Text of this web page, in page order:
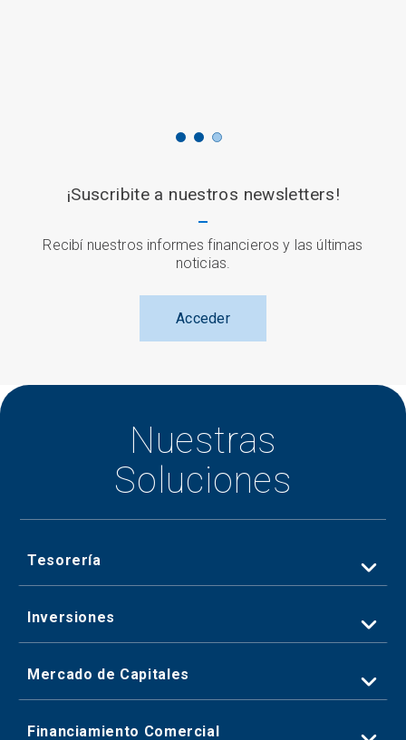
¡Suscribite a nuestros newsletters!
Recibí nuestros informes financieros y las últimas
noticias.
Acceder
Nuestras
Soluciones
Tesorería
Inversiones
Mercado de Capitales
Financiamiento Comercial